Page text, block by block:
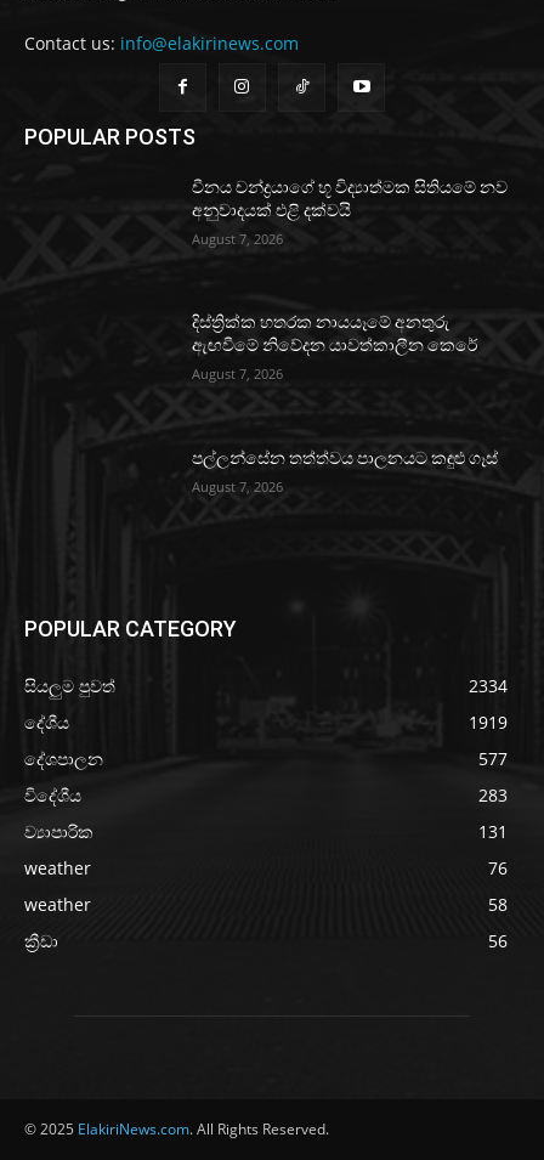
Contact us: info@elakirinews.com
POPULAR POSTS
චීනය චන්ද්‍රයාගේ භූ විද්‍යාත්මක සිතියමේ නව
අනුවාදයක් එළි දක්වයි
August 7, 2026
දිස්ත්‍රික්ක හතරක නායයෑමේ අනතුරු
ඇඟවීමේ නිවේදන යාවත්කාලීන කෙරේ
August 7, 2026
පල්ලන්සේන තත්ත්වය පාලනයට කඳුළු ගෑස්
August 7, 2026
POPULAR CATEGORY
සියලුම පුවත්
2334
දේශීය
1919
දේශපාලන
577
විදේශීය
283
ව්‍යාපාරික
131
weather
76
weather
58
ක්‍රීඩා
56
© 2025 ElakiriNews.com. All Rights Reserved.